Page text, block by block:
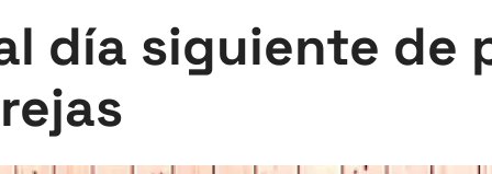
día siguiente de